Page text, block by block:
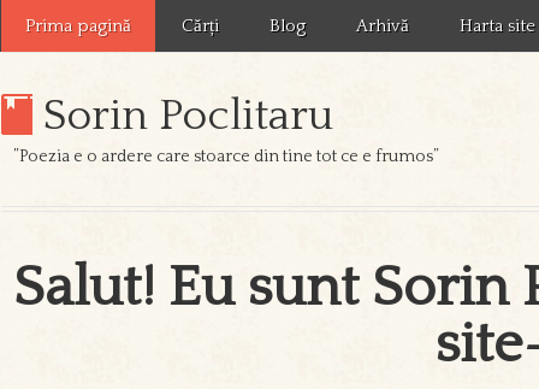
Prima pagină Cărți Blog Arhivă Harta site
Sorin Poclitaru
”Poezia e o ardere care stoarce din tine tot ce e frumos”
Salut! Eu sunt Sorin